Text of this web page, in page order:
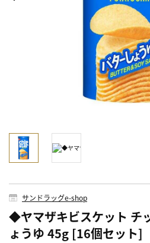
サンドラッグe-shop
◆ヤマザキビスケット チ
ょうゆ 45g [16個セット]